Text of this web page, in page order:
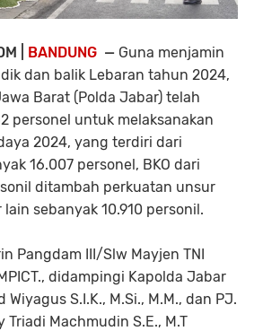
| BANDUNG — Guna menjamin
dan balik Lebaran tahun 2024,
Barat (Polda Jabar) telah
personel untuk melaksanakan
2024, yang terdiri dari
16.007 personel, BKO dari
ditambah perkuatan unsur
sebanyak 10.910 personil.
Pangdam III/Slw Mayjen TNI
didampingi Kapolda Jabar
Wiyagus S.I.K., M.Si., M.M., dan PJ.
Machmudin S.E., M.T